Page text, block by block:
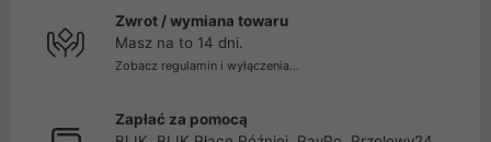
Zwrot / wymiana towaru
Masz na to 14 dni.
Zobacz regulamin i wyłączenia...
Zapłać za pomocą